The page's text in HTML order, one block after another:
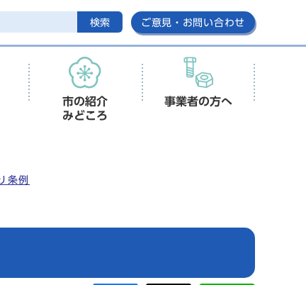
検索 ご意見・お問い合わせ
市の紹介
みどころ
事業者の方へ
条例